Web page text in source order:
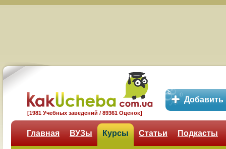
Добавить
[1981 Учебных заведений / 89361 Оценок]
Главная ВУЗы Курсы Статьи Подкасты